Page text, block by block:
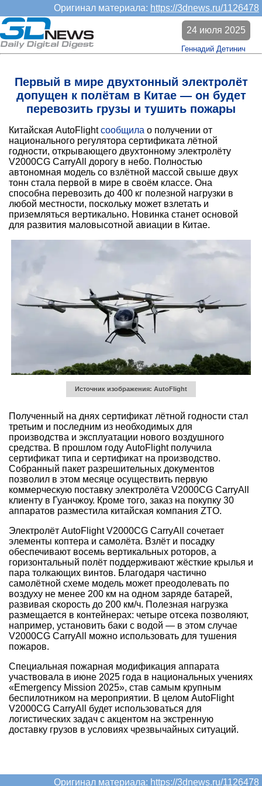
Оригинал материала: https://3dnews.ru/1126478
Первый в мире двухтонный электролёт
допущен к полётам в Китае — он будет
перевозить грузы и тушить пожары
24 июля 2025
Геннадий Детинич
Китайская AutoFlightсообщила о получении от
национального регулятора сертификата лётной
годности, открывающего двухтонному электролёту
V2000CG CarryAll дорогу в небо. Полностью
автономная модель со взлётной массой свыше двух
тонн стала первой в мире в своём классе. Она
способна перевозить до 400 кг полезной нагрузки в
любой местности, поскольку может взлетать и
приземляться вертикально. Новинка станет основой
для развития маловысотной авиации в Китае.
Источник изображения: AutoFlight
Полученный на днях сертификат лётной годности стал
третьим и последним из необходимых для
производства и эксплуатации нового воздушного
средства. В прошлом году AutoFlight получила
сертификат типа и сертификат на производство.
Собранный пакет разрешительных документов
позволил в этом месяце осуществить первую
коммерческую поставку электролёта V2000CG CarryAll
клиенту в Гуанчжоу. Кроме того, заказ на покупку 30
аппаратов разместила китайская компания ZTO.
Электролёт AutoFlight V2000CG CarryAll сочетает
элементы коптера и самолёта. Взлёт и посадку
обеспечивают восемь вертикальных роторов, а
горизонтальный полёт поддерживают жёсткие крылья и
пара толкающих винтов. Благодаря частично
самолётной схеме модель может преодолевать по
воздуху не менее 200 км на одном заряде батарей,
развивая скорость до 200 км/ч. Полезная нагрузка
размещается в контейнерах: четыре отсека позволяют,
например, установить баки с водой — в этом случае
V2000CG CarryAll можно использовать для тушения
пожаров.
Специальная пожарная модификация аппарата
участвовала в июне 2025 года в национальных учениях
«Emergency Mission 2025», став самым крупным
беспилотником на мероприятии. В целом AutoFlight
V2000CG CarryAll будет использоваться для
логистических задач с акцентом на экстренную
доставку грузов в условиях чрезвычайных ситуаций.
Оригинал материала: https://3dnews.ru/1126478